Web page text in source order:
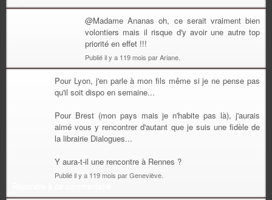
@Madame Ananas oh, ce serait vraiment bien
volontiers mais il risque d'y avoir une autre top
priorité en effet !!!
Publié il y a 119 mois par Ariane.
Pour Lyon, j'en parle à mon fils même si je ne pense pas
qu'il soit dispo en semaine...
Pour Brest (mon pays mais je n'habite pas là), j'aurais
aimé vous y rencontrer d'autant que je suis une fidèle de
la librairie Dialogues...
Y aura-t-il une rencontre à Rennes ?
Publié il y a 119 mois par Geneviève.